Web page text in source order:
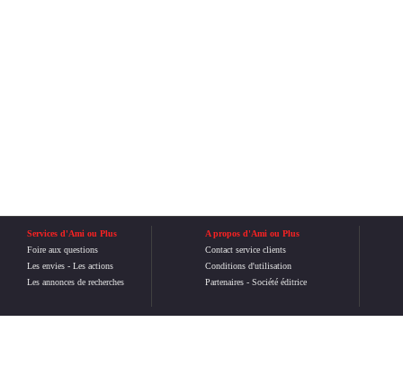
Services d'Ami ou Plus
Foire aux questions
Les envies - Les actions
Les annonces de recherches
A propos d'Ami ou Plus
Contact service clients
Conditions d'utilisation
Partenaires- Société éditrice